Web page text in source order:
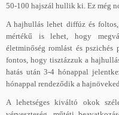
50-100 hajszál hullik ki. Ez még
A hajhullás lehet diffúz és
mértékű is lehet, hogy
életminőség romlást és pszichés
fontos, hogy tisztázzuk a
hatás után 3-4 hónappal
hónappal rendeződik a
A lehetséges kiváltó okok